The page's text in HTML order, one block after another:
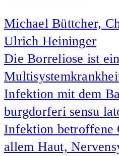
Michael Büttcher,
Ulrich Heininger
Die Borreliose ist
Infektion mit dem
burgdorferi sensu
Infektion betroffene
allem Haut,